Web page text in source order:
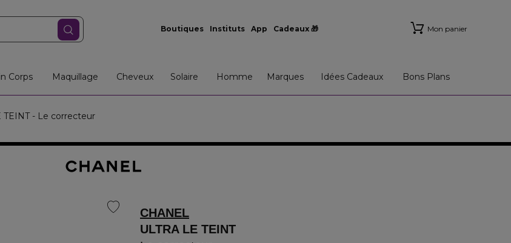
Boutiques Instituts App Cadeaux 🎁 Mon panier
Corps Maquillage Cheveux Solaire Homme Marques Idées Cadeaux Bons Plans
TEINT - Le correcteur
CHANEL
ULTRA LE TEINT